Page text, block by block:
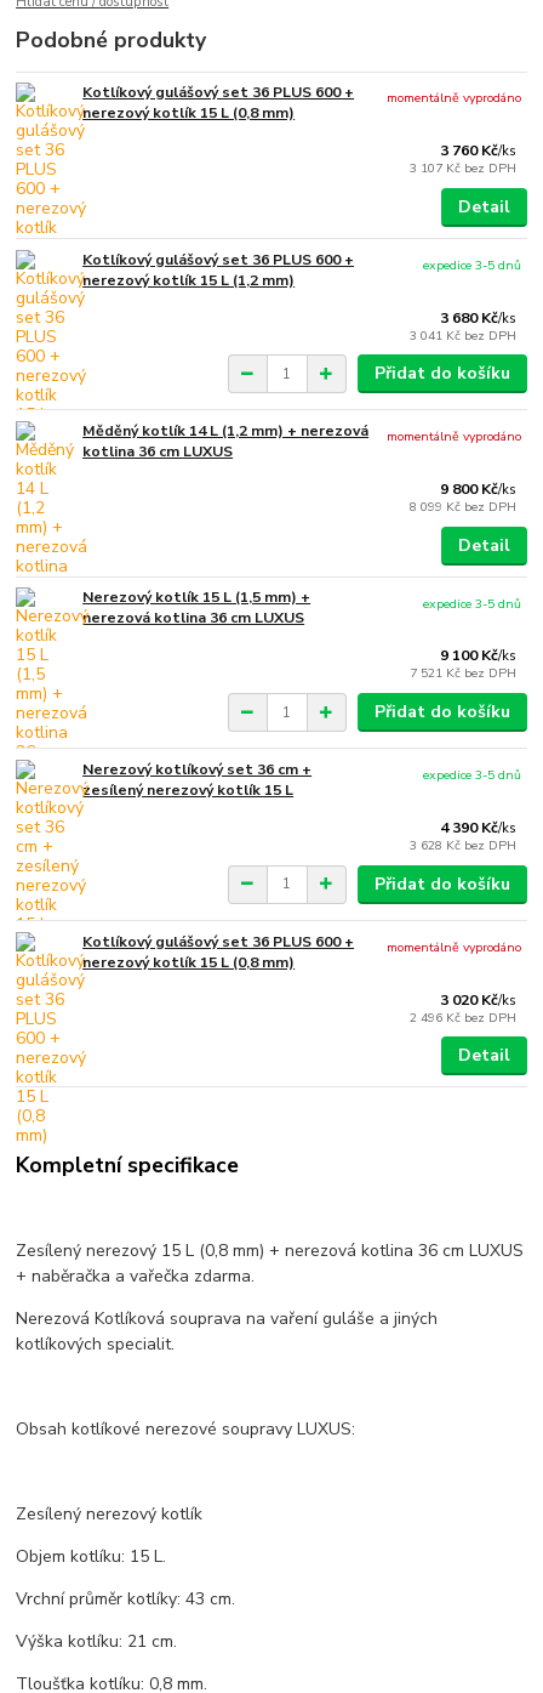
Podobné produkty
Kotlíkový gulášový set 36 PLUS 600 +
nerezový kotlík 15 L (0,8 mm)
3 760 Kč/ks
3 107 Kč bez DPH
momentálně vyprodáno
Detail
Kotlíkový gulášový set 36 PLUS 600 +
nerezový kotlík 15 L (1,2 mm)
3 680 Kč/ks
3 041 Kč bez DPH
expedice 3-5 dnů
Přidat do košíku
Měděný kotlík 14 L (1,2 mm) + nerezová
kotlina 36 cm LUXUS
9 800 Kč/ks
8 099 Kč bez DPH
momentálně vyprodáno
Detail
Nerezový kotlík 15 L (1,5 mm) +
nerezová kotlina 36 cm LUXUS
9 100 Kč/ks
7 521 Kč bez DPH
expedice 3-5 dnů
Přidat do košíku
Nerezový kotlíkový set 36 cm +
zesílený nerezový kotlík 15 L
4 390 Kč/ks
3 628 Kč bez DPH
expedice 3-5 dnů
Přidat do košíku
Kotlíkový gulášový set 36 PLUS 600 +
nerezový kotlík 15 L (0,8 mm)
3 020 Kč/ks
2 496 Kč bez DPH
momentálně vyprodáno
Detail
Kompletní specifikace
Zesílený nerezový 15 L (0,8 mm) + nerezová kotlina 36 cm LUXUS
+ naběračka a vařečka zdarma.
Nerezová Kotlíková souprava na vaření guláše a jiných
kotlíkových specialit.
Obsah kotlíkové nerezové soupravy LUXUS:
Zesílený nerezový kotlík
Objem kotlíku: 15 L.
Vrchní průměr kotlíky: 43 cm.
Výška kotlíku: 21 cm.
Tloušťka kotlíku: 0,8 mm.